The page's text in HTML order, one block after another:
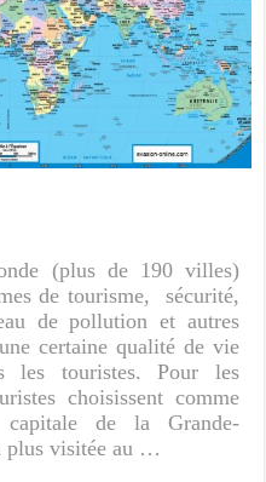
(plus de 190 villes)
de tourisme, sécurité,
de pollution et autres
certaine qualité de vie
les touristes. Pour les
choisissent comme
de la Grande-
plus visitée au …